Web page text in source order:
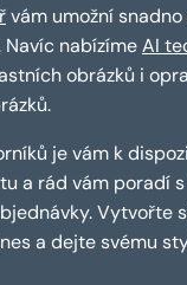
vám umožní
nabízímeAI
obrázků i
je vám k
a rád vám poradí
Vytvořte
a dejte svému